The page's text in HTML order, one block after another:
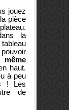
jouez
pièce
la
haut.
à peu
! Les
de